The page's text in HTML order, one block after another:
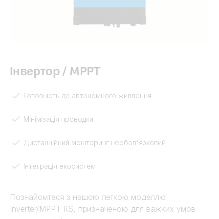
Інвертор / MPPT
Готовність до автономного живлення
Мінімізація проводки
Дистанційний моніторинг необов'язковий
Інтеграція екосистем
Познайомтеся з нашою легкою моделлю
Inverter/MPPT RS, призначеною для важких умов